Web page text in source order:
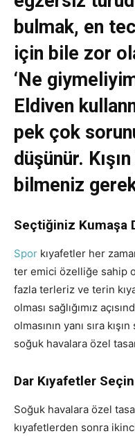
bulmak, en
için bile zor
‘Ne
Eldiven
pek çok
düşünür.
bilmeniz
Seçtiğiniz Kumaşa
Spor kıyafetler her
ter emici özelliğe sahip
fazla terleriz ve terin
olması sağlığımız
olmasının yanı sıra
soğuk havalara özel
Dar Kıyafetler Seçin
Soğuk havalara özel
kıyafetlerden sonra